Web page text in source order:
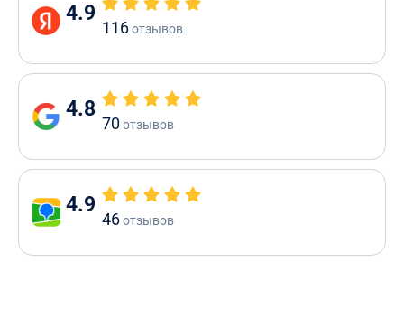
4.9
116отзывов
4.8
70отзывов
4.9
46отзывов